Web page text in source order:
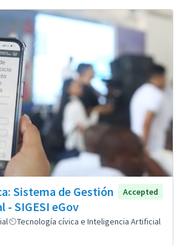
Sistema de Gestión
- SIGESI eGov
Accepted
Tecnología cívica e Inteligencia Artificial